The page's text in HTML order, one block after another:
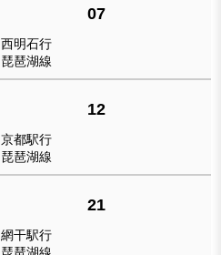
07
西明石行
琵琶湖線
12
京都駅行
琵琶湖線
21
網干駅行